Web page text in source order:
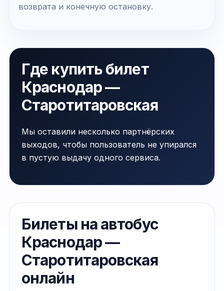
возврата и конечную остановку.
Где купить билет
Краснодар —
Старотитаровская
Мы оставили несколько партнёрских
выходов, чтобы пользователь не упирался
в пустую выдачу одного сервиса.
Билеты на автобус
Краснодар —
Старотитаровская
онлайн